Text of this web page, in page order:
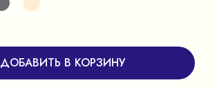
ДОБАВИТЬ В КОРЗИНУ